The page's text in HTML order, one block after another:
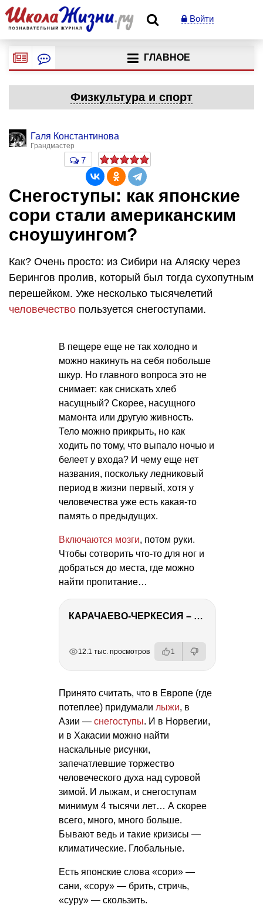
Войти
ГЛАВНОЕ
Физкультура и спорт
Галя Константинова
Грандмастер
7
Снегоступы: как японские
сори стали американским
сноушуингом?
Как? Очень просто: из Сибири на Аляску через
Берингов пролив, который был тогда сухопутным
перешейком. Уже несколько тысячелетий
человечество пользуется снегоступами.
В пещере еще не так холодно и
можно накинуть на себя побольше
шкур. Но главного вопроса это не
снимает: как снискать хлеб
насущный? Скорее, насущного
мамонта или другую живность.
Тело можно прикрыть, но как
ходить по тому, что выпало ночью и
белеет у входа? И чему еще нет
названия, поскольку ледниковый
период в жизни первый, хотя у
человечества уже есть какая-то
память о предыдущих.
Включаются мозги, потом руки.
Чтобы сотворить что-то для ног и
добраться до места, где можно
найти пропитание…
КАРАЧАЕВО-ЧЕРКЕСИЯ – ПУТЕШЕСТВИЕ НА КАВКАЗ часть 2
12.1 тыс. просмотров 1
Принято считать, что в Европе (где
потеплее) придумали лыжи, в
Азии — снегоступы. И в Норвегии,
и в Хакасии можно найти
наскальные рисунки,
запечатлевшие торжество
человеческого духа над суровой
зимой. И лыжам, и снегоступам
минимум 4 тысячи лет… А скорее
всего, много, много больше.
Бывают ведь и такие кризисы —
климатические. Глобальные.
Есть японские слова «сори» —
сани, «сору» — брить, стричь,
«суру» — скользить.